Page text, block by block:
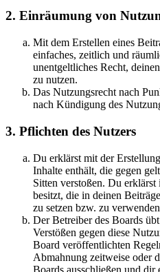
2. Einräumung von
Mit dem Erstellen eines
einfaches, zeitlich und
unentgeltliches Recht,
zu nutzen.
Das Nutzungsrecht nach
nach Kündigung des
3. Pflichten des Nutzers
Du erklärst mit der
Inhalte enthält, die gegen
Sitten verstoßen. Du erklärst
besitzt, die in deinen
zu setzen bzw. zu
Der Betreiber des Boards
Verstößen gegen diese
Board veröffentlichten
Abmahnung zeitweise oder
Boards ausschließen und dir